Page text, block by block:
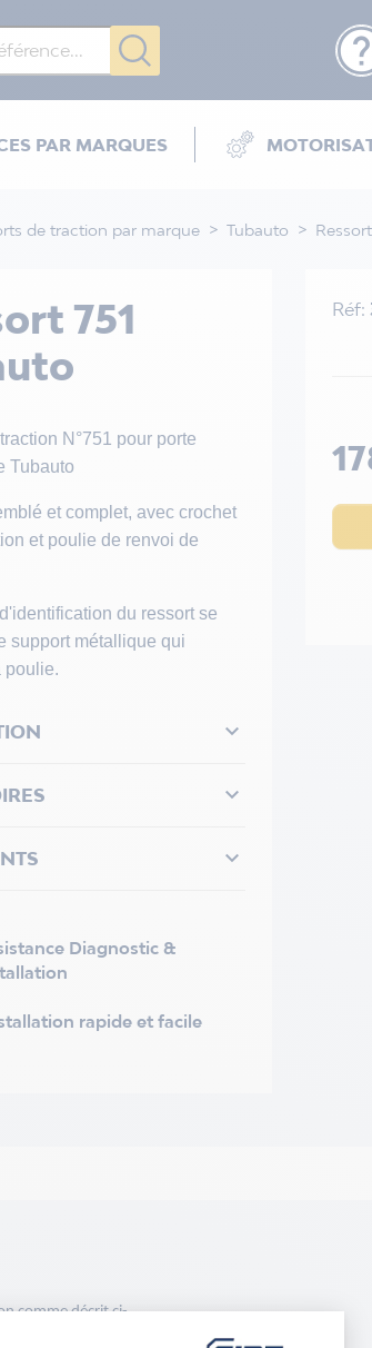
PAR MARQUES
de traction par marque Tubauto
751
N°751 pour porte
Tubauto
et complet, avec crochet
et poulie de renvoi de
d'identification du ressort se
support métallique qui
poulie.



Diagnostic &
rapide et facile
Réf:
comme décrit ci-
et de gauche en